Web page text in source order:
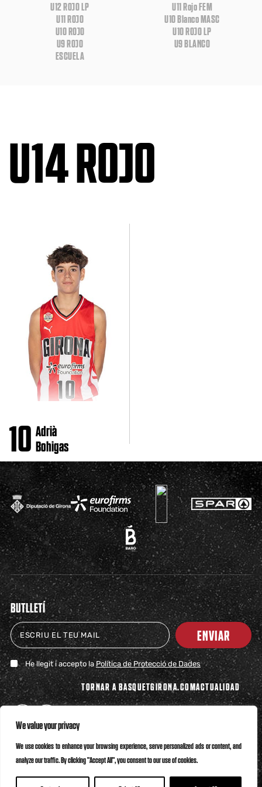
We value your privacy
We use cookies to enhance your browsing experience, serve personalized ads or content, and
analyze our traffic. By clicking "Accept All", you consent to our use of cookies.
U12 ROJO LP
U11 Rojo FEM
U11 ROJO
U10 Blanco MASC
U10 ROJO
U10 ROJO LP
U9 ROJO
U9 BLANCO
ESCUELA
U14 ROJO
10 Adrià
Bohigas
BUTLLETÍ
ENVIAR
He llegit i accepto laPolítica de Protecció de Dades
TORNAR A BASQUETGIRONA.COMACTUALIDAD
Política de Privacitat Política de Cookies Canal Ètic